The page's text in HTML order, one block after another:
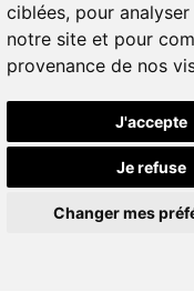
ciblées, pour
notre site et pour
provenance de nos
J'accepte
Je refuse
Changer mes